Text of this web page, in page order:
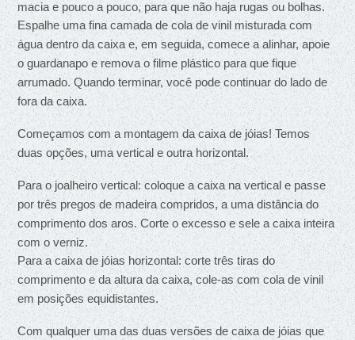
macia e pouco a pouco, para que não haja rugas ou bolhas.
Espalhe uma fina camada de cola de vinil misturada com
água dentro da caixa e, em seguida, comece a alinhar, apoie
o guardanapo e remova o filme plástico para que fique
arrumado. Quando terminar, você pode continuar do lado de
fora da caixa.
Começamos com a montagem da caixa de jóias! Temos
duas opções, uma vertical e outra horizontal.
Para o joalheiro vertical: coloque a caixa na vertical e passe
por três pregos de madeira compridos, a uma distância do
comprimento dos aros. Corte o excesso e sele a caixa inteira
com o verniz.
Para a caixa de jóias horizontal: corte três tiras do
comprimento e da altura da caixa, cole-as com cola de vinil
em posições equidistantes.
Com qualquer uma das duas versões de caixa de jóias que